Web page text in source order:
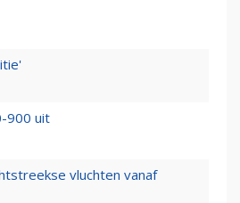
900 uit
vluchten vanaf